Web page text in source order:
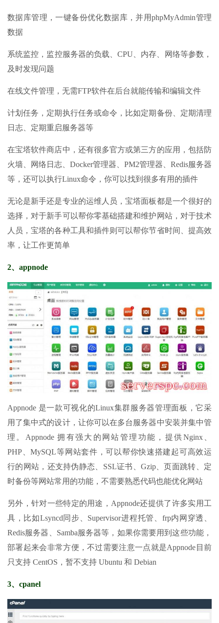
数据库管理，一键备份优化数据库，并用phpMyAdmin管理
数据
系统监控，监控服务器的负载、CPU、内存、网络等参数，
及时发现问题
在线文件管理，无需FTP软件在后台就能传输和编辑文件
计划任务，定期执行任务或命令，比如定期备份、定期清理
日志、定期重启服务器等
在宝塔软件商店中，还有很多官方或第三方的应用，包括防
火墙、网络日志、Docker管理器、PM2管理器、Redis服务器
等，还可以执行Linux命令，你可以找到很多有用的插件
无论是新手还是专业的运维人员，宝塔面板都是一个很好的
选择，对于新手可以帮你零基础搭建和维护网站，对于技术
人员，宝塔的各种工具和插件则可以帮你节省时间、提高效
率，让工作更简单
2、appnode
Appnode 是一款可视化的Linux集群服务器管理面板，它采
用了集中式的设计，让你可以在多台服务器中安装并集中管
理。Appnode 拥有强大的网站管理功能，提供Nginx、
PHP、MySQL等网站套件，可以帮你快速搭建起可高效运
行的网站，还支持伪静态、SSL证书、Gzip、页面跳转、定
时备份等网站常用的功能，不需要熟悉代码也能优化网站
另外，针对一些特定的用途，Appnode还提供了许多实用工
具，比如Lsyncd同步、Supervisor进程托管、frp内网穿透、
Redis服务器、Samba服务器等，如果你需要用到这些功能，
部署起来会非常方便，不过需要注意一点就是Appnode目前
只支持 CentOS，暂不支持 Ubuntu 和 Debian
3、cpanel